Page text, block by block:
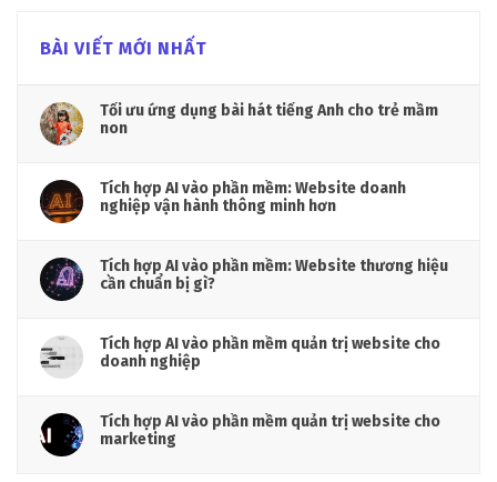
BÀI VIẾT MỚI NHẤT
Tối ưu ứng dụng bài hát tiếng Anh cho trẻ mầm
non
Tích hợp AI vào phần mềm: Website doanh
nghiệp vận hành thông minh hơn
Tích hợp AI vào phần mềm: Website thương hiệu
cần chuẩn bị gì?
Tích hợp AI vào phần mềm quản trị website cho
doanh nghiệp
Tích hợp AI vào phần mềm quản trị website cho
marketing